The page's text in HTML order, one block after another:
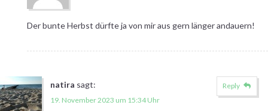
Der bunte Herbst dürfte ja von mir aus gern länger andauern!
natira sagt:
19. November 2023 um 15:34 Uhr
Reply